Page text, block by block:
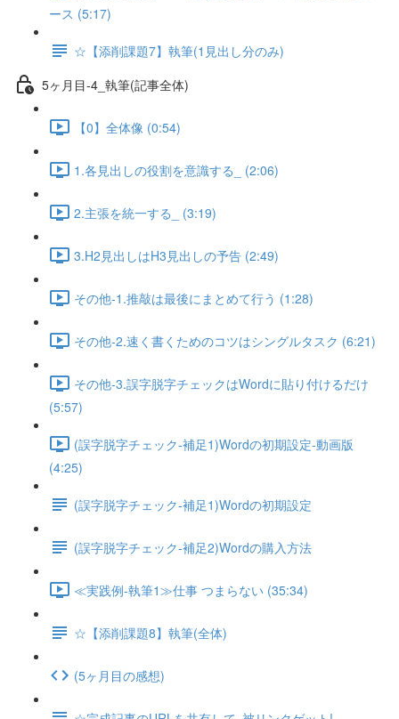
ース (5:17)
☆【添削課題7】執筆(1見出し分のみ)
5ヶ月目-4_執筆(記事全体)
【0】全体像 (0:54)
1.各見出しの役割を意識する_ (2:06)
2.主張を統一する_ (3:19)
3.H2見出しはH3見出しの予告 (2:49)
その他-1.推敲は最後にまとめて行う (1:28)
その他-2.速く書くためのコツはシングルタスク (6:21)
その他-3.誤字脱字チェックはWordに貼り付けるだけ
(5:57)
(誤字脱字チェック-補足1)Wordの初期設定-動画版
(4:25)
(誤字脱字チェック-補足1)Wordの初期設定
(誤字脱字チェック-補足2)Wordの購入方法
≪実践例-執筆1≫仕事 つまらない (35:34)
☆【添削課題8】執筆(全体)
(5ヶ月目の感想)